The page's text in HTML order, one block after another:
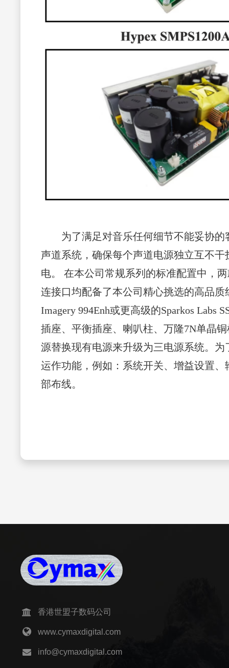
为了满足对音乐任何细节不能妥协的
声道系统，确保每个声道电源独立互不
电。 在本公司常规系列的标准配置中，
连接口均配备了本公司精心挑选的高品
Imagery 994Enh或更高级的Sparkos
插座、平衡插座、喇叭柱、万隆7N单晶
源替换现有电源来升级为三电源系统。
运作功能，例如：系统开关、增益设置
部布线。
香港世盟子数码公司
www.cymaxdigital.com
info@cymaxdigital.com